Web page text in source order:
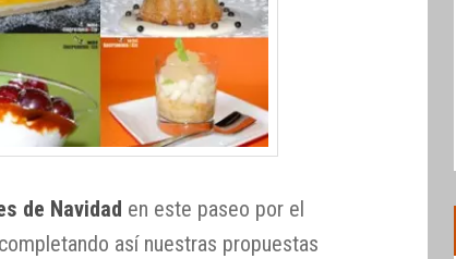
de Navidad en este paseo por el
así nuestras propuestas